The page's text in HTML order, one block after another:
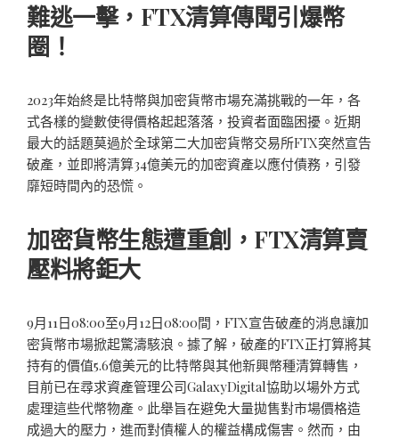
難逃一擊，FTX清算傳聞引爆幣
圈！
2023年始終是比特幣與加密貨幣市場充滿挑戰的一年，各
式各樣的變數使得價格起起落落，投資者面臨困擾。近期
最大的話題莫過於全球第二大加密貨幣交易所FTX突然宣告
破產，並即將清算34億美元的加密資產以應付債務，引發
靡短時間內的恐慌。
加密貨幣生態遭重創，FTX清算賣
壓料將鉅大
9月11日08:00至9月12日08:00間，FTX宣告破產的消息讓加
密貨幣市場掀起驚濤駭浪。據了解，破產的FTX正打算將其
持有的價值5.6億美元的比特幣與其他新興幣種清算轉售，
目前已在尋求資產管理公司GalaxyDigital協助以場外方式
處理這些代幣物產。此舉旨在避免大量拋售對市場價格造
成過大的壓力，進而對債權人的權益構成傷害。然而，由